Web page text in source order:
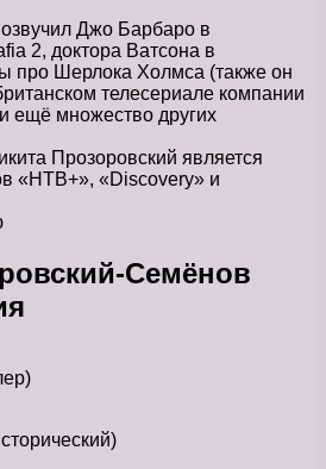
Джо Барбаро в
2, доктора Ватсона в
про Шерлока Холмса (также он
телесериале компании
ещё множество других
Прозоровский является
«НТВ+», «Discovery» и
Семёнов